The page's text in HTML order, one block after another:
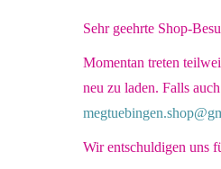
Sehr geehrte Shop-
Momentan treten
neu zu laden. Falls
Wir entschuldigen uns